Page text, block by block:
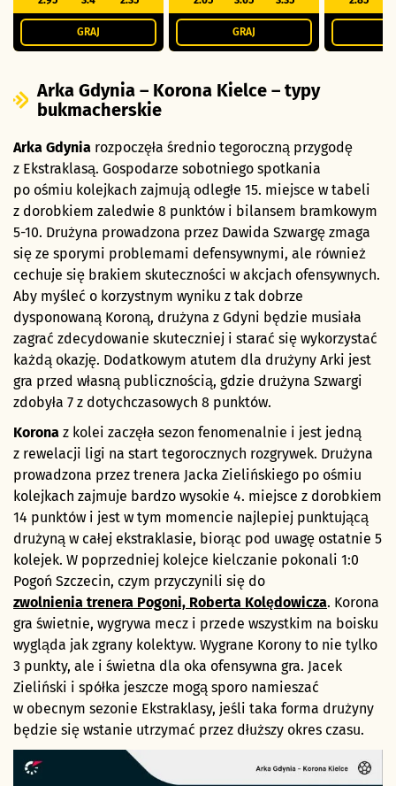
GRAJ GRAJ
Arka Gdynia – Korona Kielce – typy
bukmacherskie
Arka Gdynia rozpoczęła średnio tegoroczną przygodę
z Ekstraklasą. Gospodarze sobotniego spotkania
po ośmiu kolejkach zajmują odległe 15. miejsce w tabeli
z dorobkiem zaledwie 8 punktów i bilansem bramkowym
5-10. Drużyna prowadzona przez Dawida Szwargę zmaga
się ze sporymi problemami defensywnymi, ale również
cechuje się brakiem skuteczności w akcjach ofensywnych.
Aby myśleć o korzystnym wyniku z tak dobrze
dysponowaną Koroną, drużyna z Gdyni będzie musiała
zagrać zdecydowanie skuteczniej i starać się wykorzystać
każdą okazję. Dodatkowym atutem dla drużyny Arki jest
gra przed własną publicznością, gdzie drużyna Szwargi
zdobyła 7 z dotychczasowych 8 punktów.
Korona z kolei zaczęła sezon fenomenalnie i jest jedną
z rewelacji ligi na start tegorocznych rozgrywek. Drużyna
prowadzona przez trenera Jacka Zielińskiego po ośmiu
kolejkach zajmuje bardzo wysokie 4. miejsce z dorobkiem
14 punktów i jest w tym momencie najlepiej punktującą
drużyną w całej ekstraklasie, biorąc pod uwagę ostatnie 5
kolejek. W poprzedniej kolejce kielczanie pokonali 1:0
Pogoń Szczecin, czym przyczynili się do
zwolnienia trenera Pogoni, Roberta Kolędowicza. Korona
gra świetnie, wygrywa mecz i przede wszystkim na boisku
wygląda jak zgrany kolektyw. Wygrane Korony to nie tylko
3 punkty, ale i świetna dla oka ofensywna gra. Jacek
Zieliński i spółka jeszcze mogą sporo namieszać
w obecnym sezonie Ekstraklasy, jeśli taka forma drużyny
będzie się wstanie utrzymać przez dłuższy okres czasu.